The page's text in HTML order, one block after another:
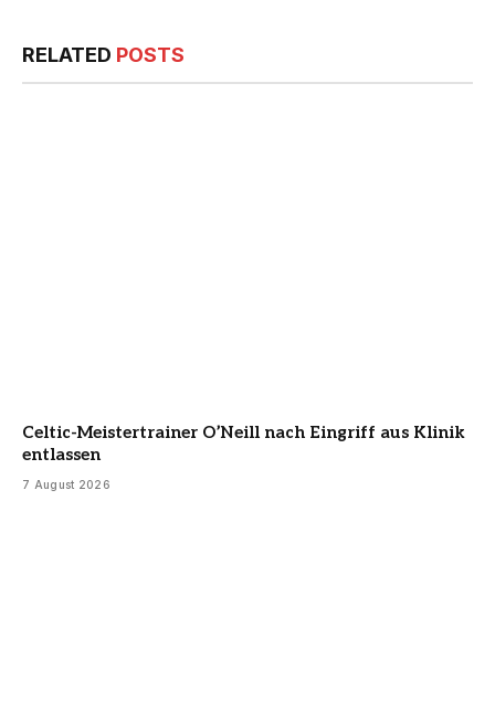
RELATED POSTS
Celtic-Meistertrainer O’Neill nach Eingriff aus Klinik
entlassen
7 August 2026